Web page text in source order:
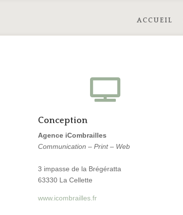
ACCUEIL

Conception
Agence iCombrailles
Communication – Print – Web
3 impasse de la Brégératta
63330 La Cellette
www.icombrailles.fr